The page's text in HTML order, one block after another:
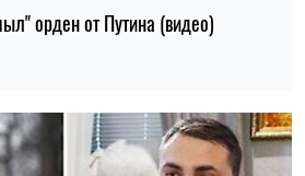
орден от Путина (видео)